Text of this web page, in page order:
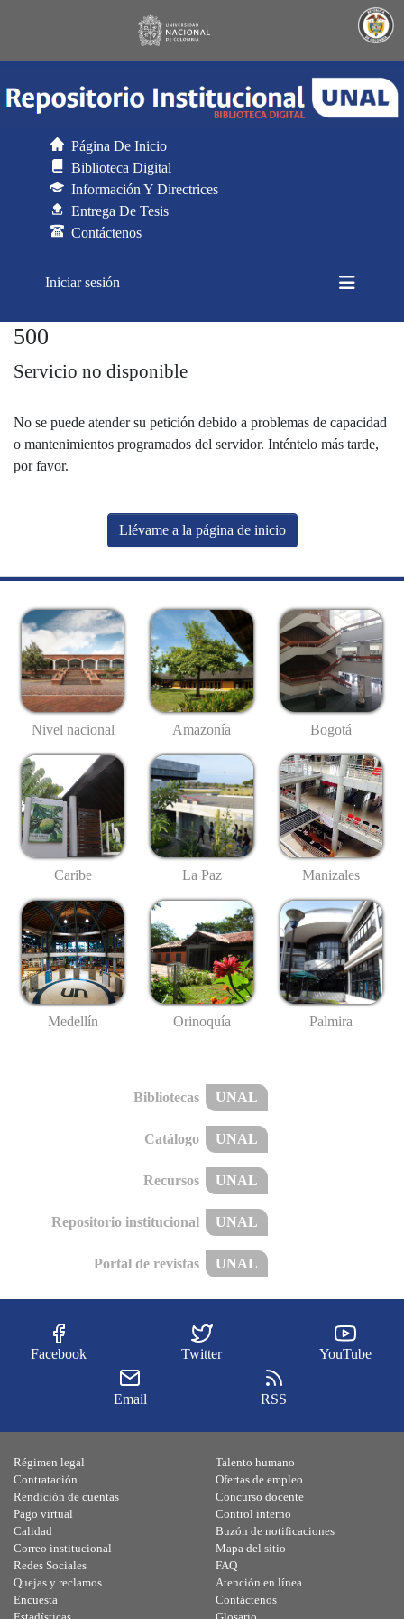
Página De Inicio
Biblioteca Digital
Información Y Directrices
Entrega De Tesis
Contáctenos
Iniciar sesión
Generador de CSV para DSpace
500
Servicio no disponible
No se puede atender su petición debido a problemas de capacidad
o mantenimientos programados del servidor. Inténtelo más tarde,
por favor.
Llévame a la página de inicio
Nivel nacional Amazonía Bogotá
Caribe La Paz Manizales
Medellín Orinoquía Palmira
Bibliotecas UNAL
Catálogo UNAL
Recursos UNAL
Repositorio institucional UNAL
Portal de revistas UNAL
Facebook Twitter YouTube
Email RSS
Régimen legal
Contratación
Rendición de cuentas
Pago virtual
Calidad
Talento humano
Ofertas de empleo
Concurso docente
Control interno
Buzón de notificaciones
Correo institucional
Redes Sociales
Quejas y reclamos
Encuesta
Mapa del sitio
FAQ
Atención en línea
Contáctenos